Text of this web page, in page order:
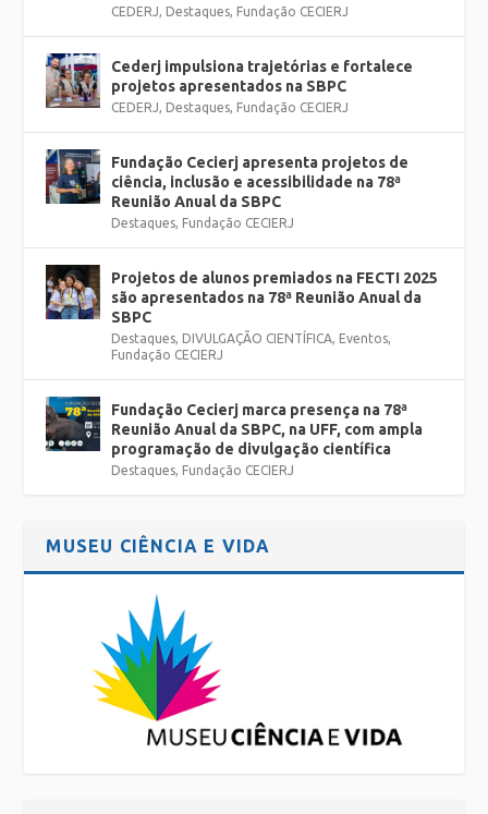
CEDERJ, Destaques, Fundação CECIERJ
Cederj impulsiona trajetórias e fortalece
projetos apresentados na SBPC
CEDERJ, Destaques, Fundação CECIERJ
Fundação Cecierj apresenta projetos de
ciência, inclusão e acessibilidade na 78ª
Reunião Anual da SBPC
Destaques, Fundação CECIERJ
Projetos de alunos premiados na FECTI 2025
são apresentados na 78ª Reunião Anual da
SBPC
Destaques, DIVULGAÇÃO CIENTÍFICA, Eventos,
Fundação CECIERJ
Fundação Cecierj marca presença na 78ª
Reunião Anual da SBPC, na UFF, com ampla
programação de divulgação científica
Destaques, Fundação CECIERJ
MUSEU CIÊNCIA E VIDA